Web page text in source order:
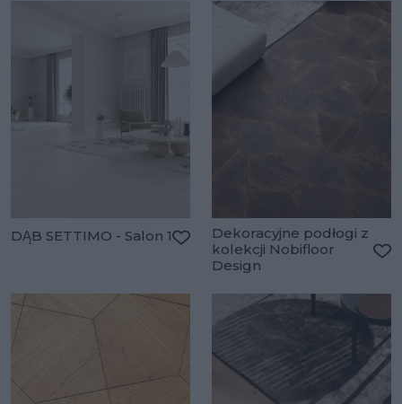
DĄB SETTIMO - Salon 1
Dodaj do ulubionych
Dekoracyjne podłogi z
kolekcji Nobifloor
Design